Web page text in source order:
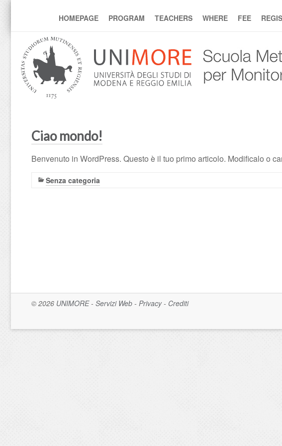
mcmp
HOMEPAGE PROGRAM TEACHERS WHERE FEE
Ciao mondo!
Benvenuto in WordPress. Questo è il tuo primo articolo. Modificalo o
Senza categoria
© 2026 UNIMORE- Servizi Web - Privacy- Crediti